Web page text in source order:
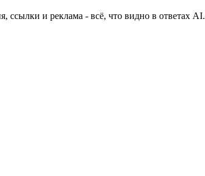
ссылки и реклама - всё, что видно в ответах AI.